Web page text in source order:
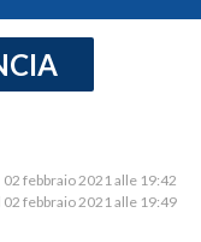
02 febbraio 2021 alle 19:42
02 febbraio 2021 alle 19:49